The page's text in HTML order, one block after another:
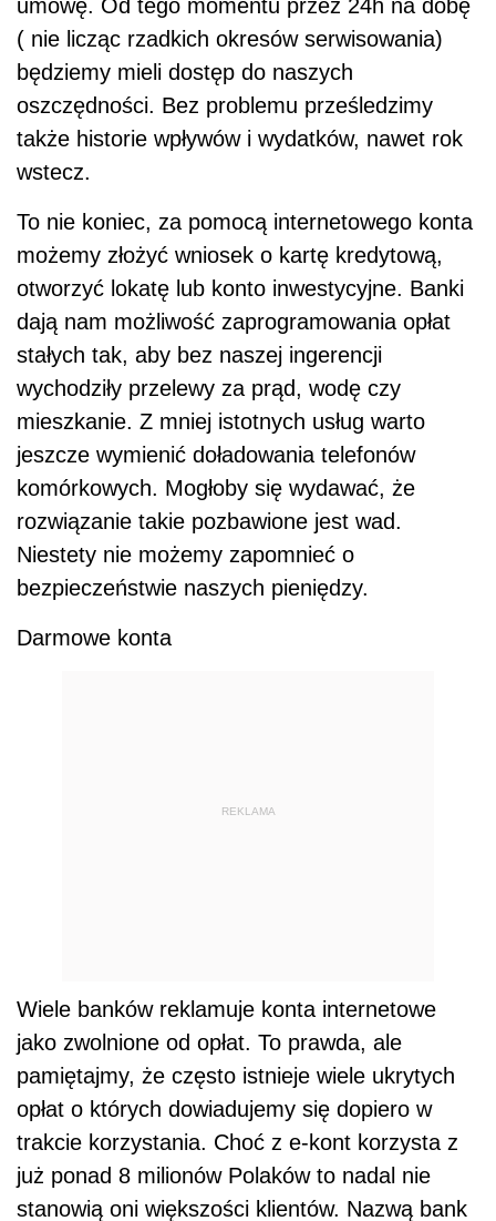
umowę. Od tego momentu przez 24h na dobę
( nie licząc rzadkich okresów serwisowania)
będziemy mieli dostęp do naszych
oszczędności. Bez problemu prześledzimy
także historie wpływów i wydatków, nawet rok
wstecz.
To nie koniec, za pomocą internetowego konta
możemy złożyć wniosek o kartę kredytową,
otworzyć lokatę lub konto inwestycyjne. Banki
dają nam możliwość zaprogramowania opłat
stałych tak, aby bez naszej ingerencji
wychodziły przelewy za prąd, wodę czy
mieszkanie. Z mniej istotnych usług warto
jeszcze wymienić doładowania telefonów
komórkowych. Mogłoby się wydawać, że
rozwiązanie takie pozbawione jest wad.
Niestety nie możemy zapomnieć o
bezpieczeństwie naszych pieniędzy.
Darmowe konta
REKLAMA
Wiele banków reklamuje konta internetowe
jako zwolnione od opłat. To prawda, ale
pamiętajmy, że często istnieje wiele ukrytych
opłat o których dowiadujemy się dopiero w
trakcie korzystania. Choć z e-kont korzysta z
już ponad 8 milionów Polaków to nadal nie
stanowią oni większości klientów. Nazwą bank